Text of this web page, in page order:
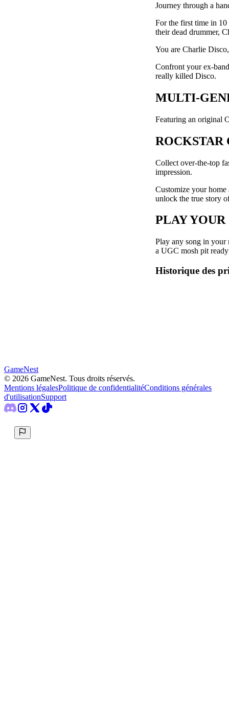
Journey through a
For the first time in 10
their dead drummer,
You are Charlie
Confront your ex-
really killed Disco.
MULTI-
Featuring an original
ROCKSTAR
Collect over-the-top
impression.
Customize your
unlock the true story
PLAY
Play any song in your
a UGC mosh pit
Historique des
GameNest
© 2026 GameNest. Tous droits réservés.
Mentions légalesPolitique de confidentialitéConditions générales
d'utilisationSupport